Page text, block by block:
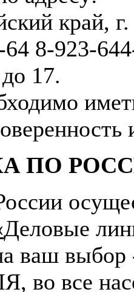
край,
8-923-
17.
ПО
Деловые
ваш выбор
все